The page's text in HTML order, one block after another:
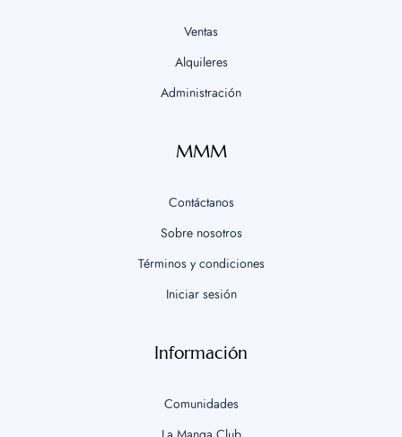
Ventas
Alquileres
Administración
MMM
Contáctanos
Sobre nosotros
Términos y condiciones
Iniciar sesión
Información
Comunidades